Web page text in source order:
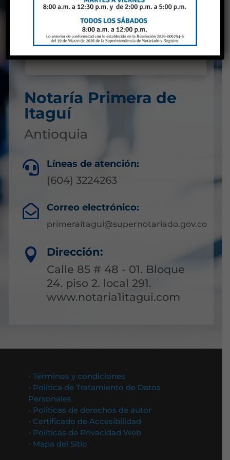
Notaría Primera de
Itaguí
Antioquia
 Líneas de atención:
(604) 3224263
 Correo electrónico:
primeraitagui@supernotariado.gov.co

Dirección:
Calle 85 # 48 - 01. Bloque
24. piso 2. local 291.
www.notaria1itagui.com
• Términos y condiciones
• Política de Tratamiento de Datos
Personales
• Políticas de derechos de autor
• Certificado de Accesibilidad
• Políticas de Privacidad Web
• Mapa del Sitio